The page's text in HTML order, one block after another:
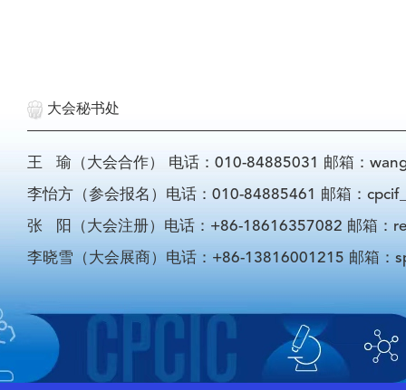
大会秘书处
王 瑜（大会合作） 电话：010-84885031 邮箱：
李怡方（参会报名）电话：010-84885461 邮箱：
张 阳（大会注册）电话：+86-18616357082 邮箱：
李晓雪（大会展商）电话：+86-13816001215 邮箱：